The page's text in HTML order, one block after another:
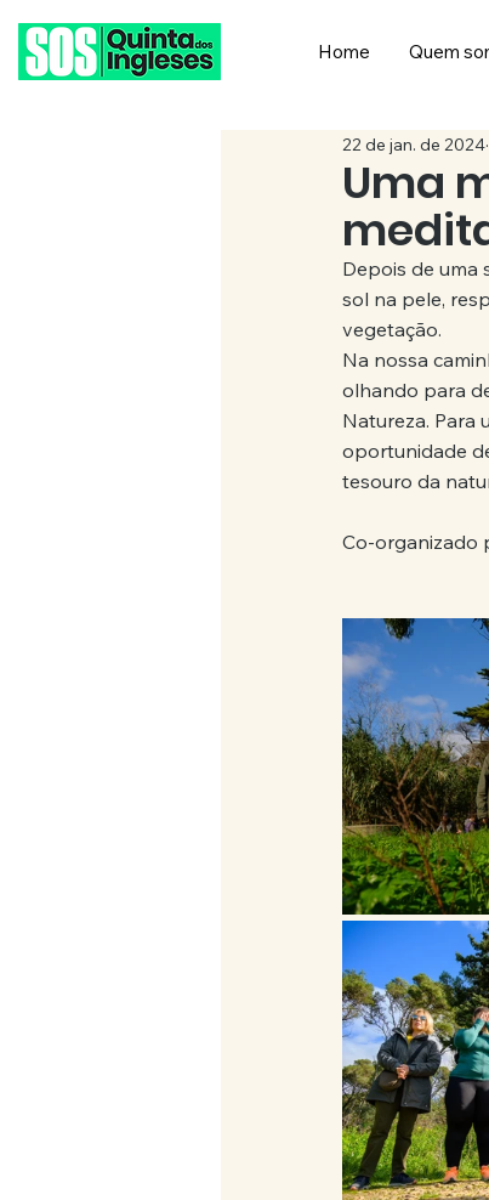
Home Quem
Uma
22 de jan. de 2024
Depois de uma
sol na pele,
vegetação.
Na nossa
olhando para
Natureza. Para
oportunidade
tesouro da
Co-organizado